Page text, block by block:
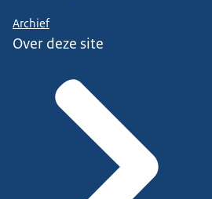
Archief
Over deze site